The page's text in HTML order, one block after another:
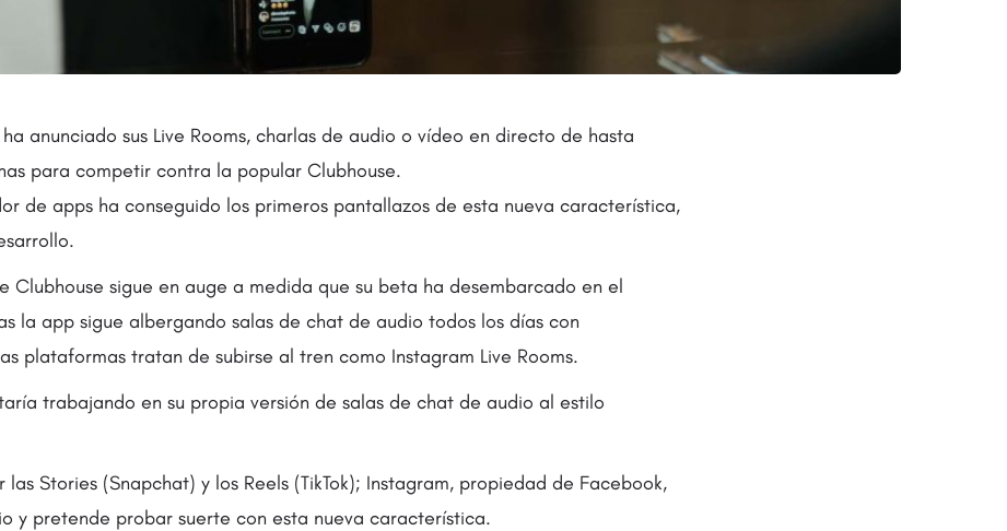
anunciado sus Live Rooms, charlas de audio o vídeo en directo de hasta
para competir contra la popular Clubhouse.
de apps ha conseguido los primeros pantallazos de esta nueva característica,
Clubhouse sigue en auge a medida que su beta ha desembarcado en el
la app sigue albergando salas de chat de audio todos los días con
plataformas tratan de subirse al tren como Instagram Live Rooms.
trabajando en su propia versión de salas de chat de audio al estilo
las Stories (Snapchat) y los Reels (TikTok); Instagram, propiedad de Facebook,
y pretende probar suerte con esta nueva característica.